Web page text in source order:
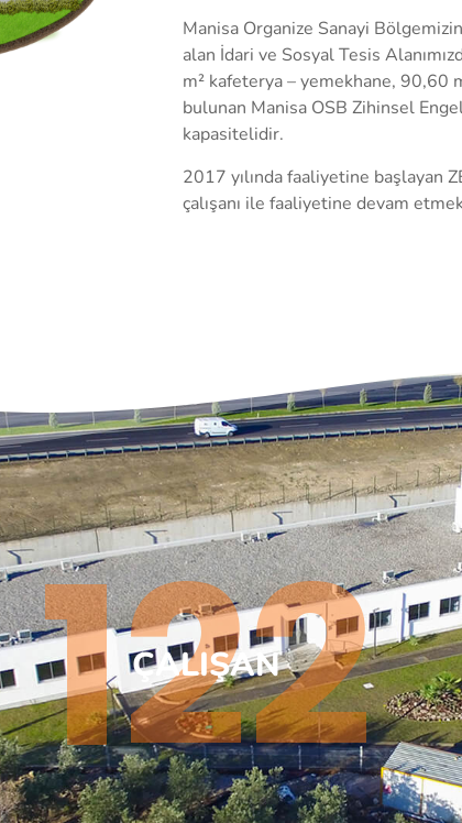
Manisa Organize Sanayi
alan İdari ve Sosyal Tesis
m² kafeterya – yemekhane, 90,60
bulunan Manisa OSB Zihinsel
kapasitelidir.
2017 yılında faaliyetine başlayan
çalışanı ile faaliyetine devam
123
ÇALIŞAN